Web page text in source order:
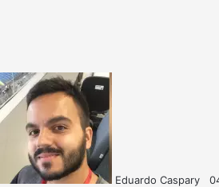
Eduardo Caspary